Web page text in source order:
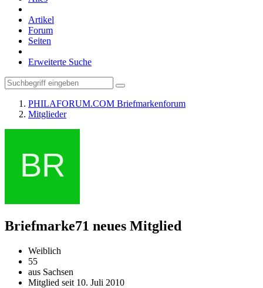
Artikel
Forum
Seiten
Erweiterte Suche
PHILAFORUM.COM Briefmarkenforum
Mitglieder
Briefmarke71 neues Mitglied
Weiblich
55
aus Sachsen
Mitglied seit 10. Juli 2010